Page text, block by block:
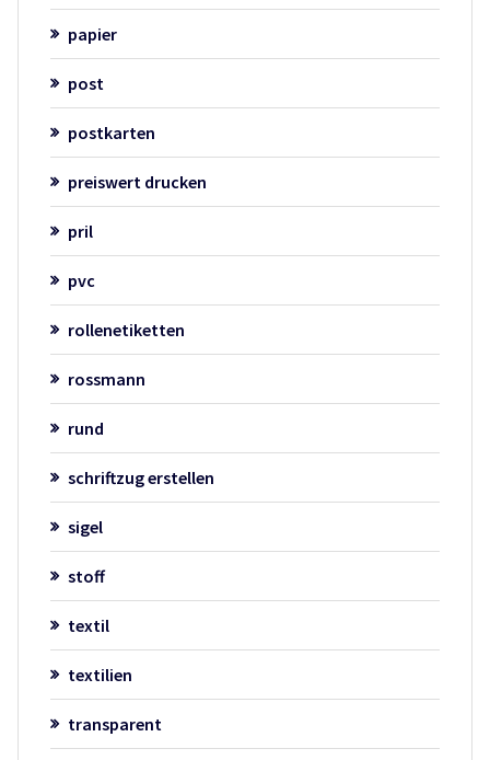
papier
post
postkarten
preiswert drucken
pril
pvc
rollenetiketten
rossmann
rund
schriftzug erstellen
sigel
stoff
textil
textilien
transparent